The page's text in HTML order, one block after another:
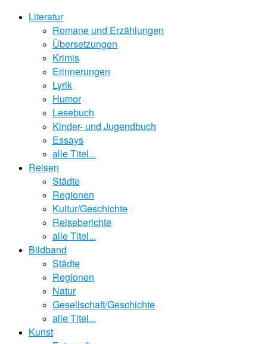
Literatur
Romane und Erzählungen
Übersetzungen
Krimis
Erinnerungen
Lyrik
Humor
Lesebuch
Kinder- und Jugendbuch
Essays
alle Titel...
Reisen
Städte
Regionen
Kultur/Geschichte
Reiseberichte
alle Titel...
Bildband
Städte
Regionen
Natur
Gesellschaft/Geschichte
alle Titel...
Kunst